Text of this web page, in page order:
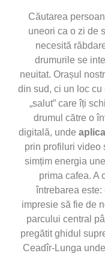
Căutarea
uneori ca o zi de
necesită
drumurile se
neuitat. Orașul
din sud, ci un loc
„salut” care îți
drumul către o
digitală, unde
prin profiluri video
simțim energia
prima cafea. A
întrebarea este:
impresie să fie de
parcului central
pregătit ghidul
Ceadîr-Lunga